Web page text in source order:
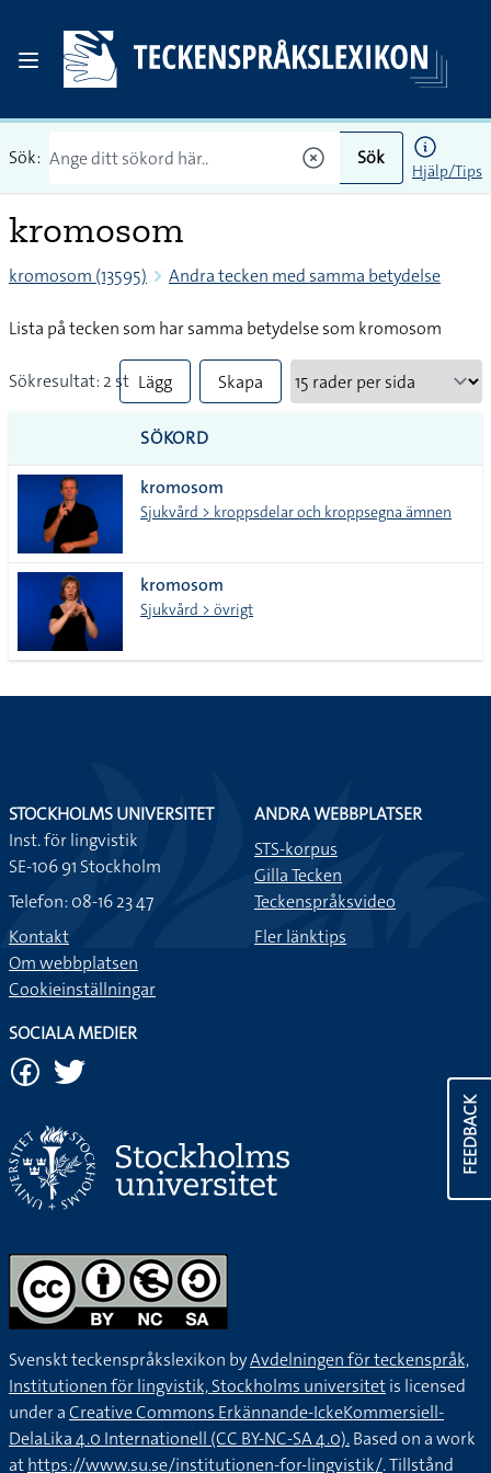
Sök: Sök
Hjälp/Tips
kromosom
kromosom (13595) Andra tecken med samma betydelse
Lista på tecken som har samma betydelse som kromosom
Sökresultat: 2 st Lägg
till
alla i
lista
Skapa
SÖKORD
kromosom
Sjukvård > kroppsdelar och kroppsegna ämnen
kromosom
Sjukvård > övrigt
FEEDBACK
STOCKHOLMS UNIVERSITET
Inst. för lingvistik
SE-106 91 Stockholm
Telefon: 08-16 23 47
Kontakt
Om webbplatsen
Cookieinställningar
ANDRA WEBBPLATSER
STS-korpus
Gilla Tecken
Teckenspråksvideo
Fler länktips
SOCIALA MEDIER
Svenskt teckenspråkslexikon byAvdelningen för teckenspråk,
Institutionen för lingvistik, Stockholms universitetis licensed
under aCreative Commons Erkännande-IckeKommersiell-
DelaLika 4.0 Internationell (CC BY-NC-SA 4.0).Based on a work
athttps://www.su.se/institutionen-for-lingvistik/. Tillstånd